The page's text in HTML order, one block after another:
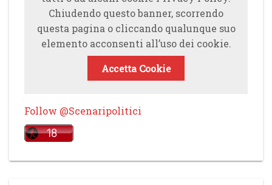
Chiudendo questo banner, scorrendo
questa pagina o cliccando qualunque suo
elemento acconsenti all’uso dei cookie.
Accetta Cookie
Follow @Scenaripolitici